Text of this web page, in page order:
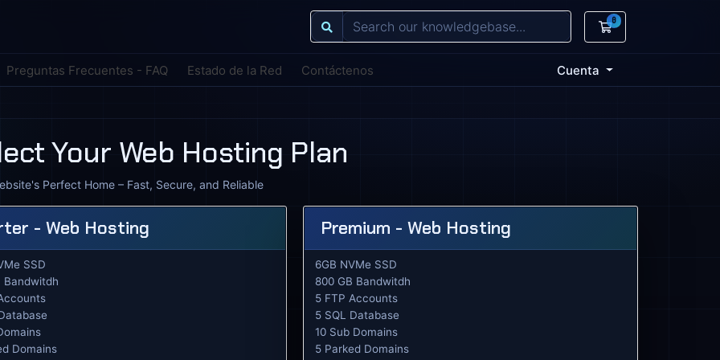
0
Carro de Pedidos
Preguntas Frecuentes - FAQ Estado de la Red Contáctenos Cuenta
Your Web Hosting Plan
Perfect Home – Fast, Secure, and Reliable
- Web Hosting
SSD
Bandwitdh
Domains
Premium - Web Hosting
6GB NVMe SSD
800 GB Bandwitdh
5 FTP Accounts
5 SQL Database
10 Sub Domains
5 Parked Domains